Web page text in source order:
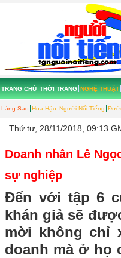
TRANG CHỦ THỜI TRANG NGHỆ THUẬT
Làng Sao Hoa Hậu Người Nổi Tiếng
Thứ tư, 28/11/2018, 09:13
Doanh nhân Lê
sự nghiệp
Đến với tập 6
khán giả sẽ
mời không chỉ
doanh mà ở họ